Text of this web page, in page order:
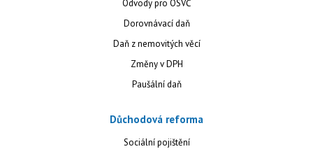
Odvody pro OSVČ
Dorovnávací daň
Daň z nemovitých věcí
Změny v DPH
Paušální daň
Důchodová reforma
Sociální pojištění